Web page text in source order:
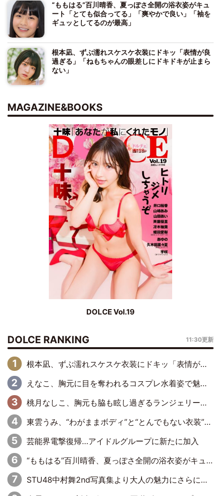
“ももはる”百川晴香、夏っぽさ全開の浴衣姿がキュ
ート「とても似合ってる」「爽やかで良い」「袖を
ギュッとしてるのが最高」
根本凪、ずぶ濡れスケスケ衣装にドキッ「表情が良
過ぎる」「ねもちゃんの眼差しにドキドキが止まら
ない」
MAGAZINE&BOOKS
DOLCE Vol.19
DOLCE RANKING 11:30更新
根本凪、ずぶ濡れスケスケ衣装にドキッ「表情が良過ぎる」「ねもちゃんの眼差しにドキドキが止まらない」
えなこ、胸元に目を奪われるコスプレ水着姿で魅了「群を抜く美しさと華やかさ」「えなこりんの千咲は破壊力がスゴい」
桃月なしこ、胸元も脇も眩し過ぎるランジェリー＆ビキニ姿を披露「なしこたそ最強」「セクシーでゴージャスで大きなボリューム」
東雲うみ、“わがままボディ”と“とんでもない衣装”で誘惑「パーフェクトなスタイル」「くびれがステキ」「やみつきになるボディ」
芸能界電撃復帰…アイドルグループに新たに加入
“ももはる”百川晴香、夏っぽさ全開の浴衣姿がキュート「とても似合ってる」「爽やかで良い」「袖をギュッとしてるのが最高」
STU48中村舞2nd写真集より大人の魅力にさらに磨きがかかった新先行カット到着